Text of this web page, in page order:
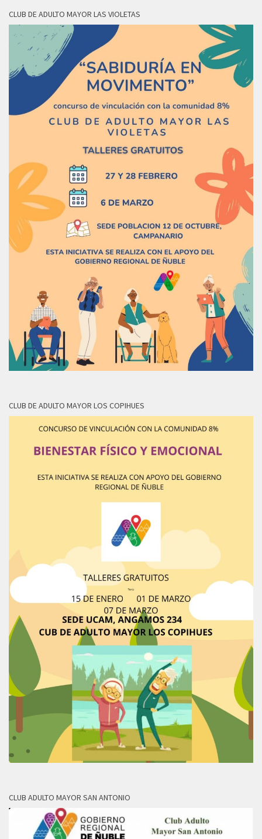
CLUB DE ADULTO MAYOR LAS VIOLETAS
CLUB DE ADULTO MAYOR LOS COPIHUES
CLUB ADULTO MAYOR SAN ANTONIO